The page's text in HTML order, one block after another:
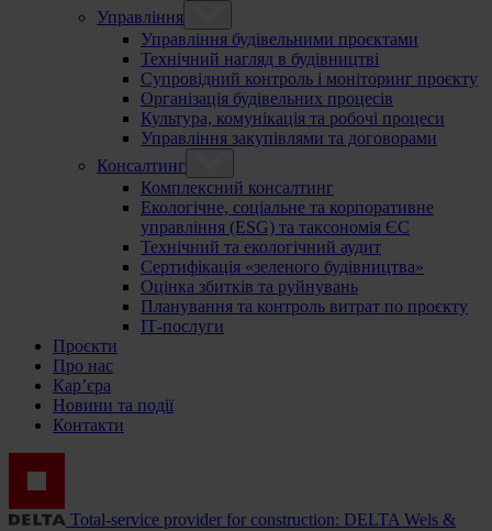
Управління
Управління будівельними проєктами
Технічний нагляд в будівництві
Супровідний контроль і моніторинг проєкту
Організація будівельних процесів
Культура, комунікація та робочі процеси
Управління закупівлями та договорами
Консалтинг
Комплексний консалтинг
Екологічне, соціальне та корпоративне
управління (ESG) та таксономія ЄС
Технічний та екологічний аудит
Сертифікація «зеленого будівництва»
Оцінка збитків та руйнувань
Планування та контроль витрат по проєкту
ІТ-послуги
Проєкти
Про нас
Кар’єра
Новини та події
Контакти
Total-service provider for construction: DELTA Wels &